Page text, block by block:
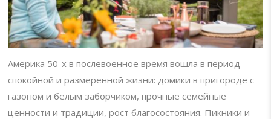
Америка 50-х в послевоенное время вошла в период
спокойной и размеренной жизни: домики в пригороде с
газоном и белым заборчиком, прочные семейные
ценности и традиции, рост благосостояния. Пикники и